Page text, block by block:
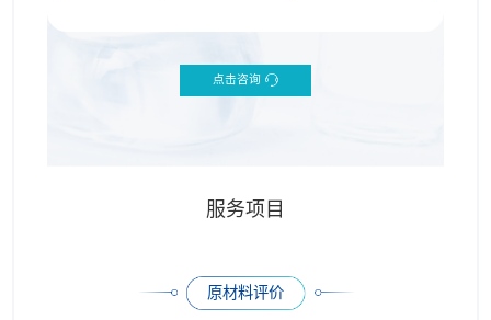
点击咨询
服务项目
原材料评价